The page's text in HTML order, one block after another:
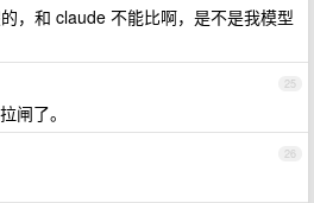
，和 claude 不能比啊，是不是我模型
25
闸了。
26